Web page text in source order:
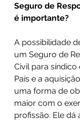
Seguro de
é importante?
A possibilidade
um Seguro de
Civil para
País e a
uma forma de
maior com o
profissão. Ele dá